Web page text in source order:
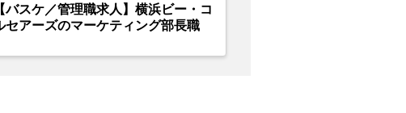
【バスケ／管理職求人】横浜ビー・コ
セアーズのマーケティング部長職